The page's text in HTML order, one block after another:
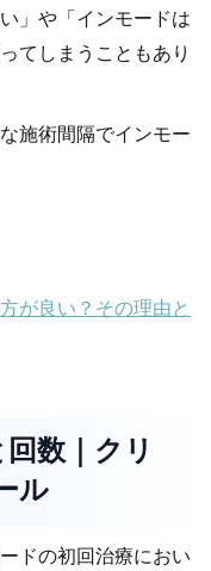
」や「インモードは
てしまうこともあり
施術間隔でインモー
が良い？その理由と
数｜クリ
ル
ドの初回治療におい